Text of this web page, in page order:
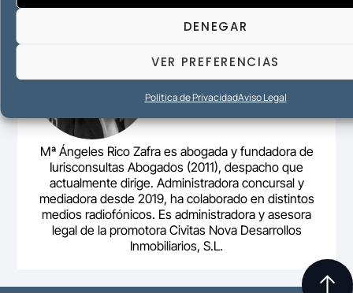
DENEGAR
VER PREFERENCIAS
Política de PrivacidadAviso Legal
Mª Ángeles Rico Zafra es abogada y fundadora de
Iurisconsultas Abogados (2011), despacho que
actualmente dirige. Administradora concursal y
mediadora desde 2019, ha colaborado en distintos
medios radiofónicos. Es administradora y asesora
legal de la promotora Civitas Nova Desarrollos
Inmobiliarios, S.L.